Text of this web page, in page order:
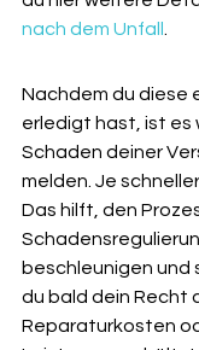
nach dem Unfall
Nachdem du diese
erledigt hast, ist es
Schaden deiner
melden. Je
Das hilft, den
beschleunigen und
du bald dein Recht
Reparaturkosten